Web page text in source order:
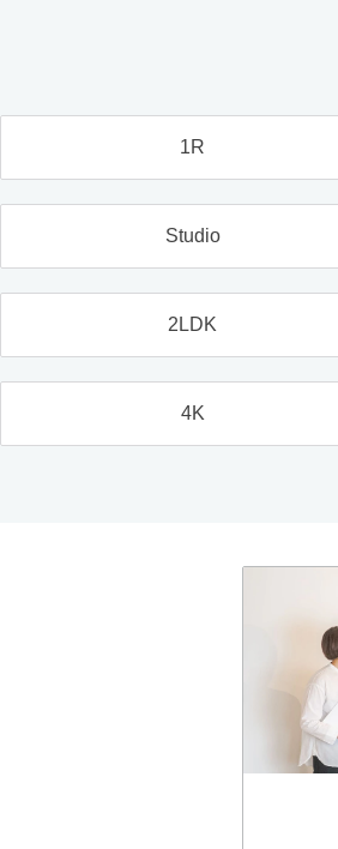
1R
Studio
2LDK
4K